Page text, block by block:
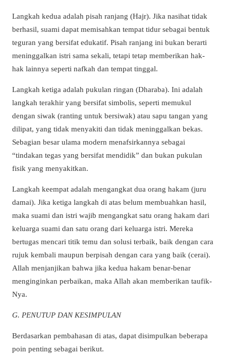
Langkah kedua adalah pisah ranjang (Hajr). Jika nasihat tidak
berhasil, suami dapat memisahkan tempat tidur sebagai bentuk
teguran yang bersifat edukatif. Pisah ranjang ini bukan berarti
meninggalkan istri sama sekali, tetapi tetap memberikan hak-
hak lainnya seperti nafkah dan tempat tinggal.
Langkah ketiga adalah pukulan ringan (Dharaba). Ini adalah
langkah terakhir yang bersifat simbolis, seperti memukul
dengan siwak (ranting untuk bersiwak) atau sapu tangan yang
dilipat, yang tidak menyakiti dan tidak meninggalkan bekas.
Sebagian besar ulama modern menafsirkannya sebagai
“tindakan tegas yang bersifat mendidik” dan bukan pukulan
fisik yang menyakitkan.
Langkah keempat adalah mengangkat dua orang hakam (juru
damai). Jika ketiga langkah di atas belum membuahkan hasil,
maka suami dan istri wajib mengangkat satu orang hakam dari
keluarga suami dan satu orang dari keluarga istri. Mereka
bertugas mencari titik temu dan solusi terbaik, baik dengan cara
rujuk kembali maupun berpisah dengan cara yang baik (cerai).
Allah menjanjikan bahwa jika kedua hakam benar-benar
menginginkan perbaikan, maka Allah akan memberikan taufik-
Nya.
G. PENUTUP DAN KESIMPULAN
Berdasarkan pembahasan di atas, dapat disimpulkan beberapa
poin penting sebagai berikut.